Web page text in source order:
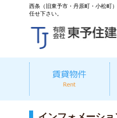
西条（旧東予市・丹原町・小松町
任せ下さい。